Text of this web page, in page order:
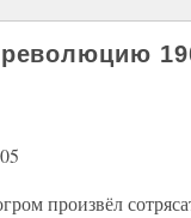
произвёл